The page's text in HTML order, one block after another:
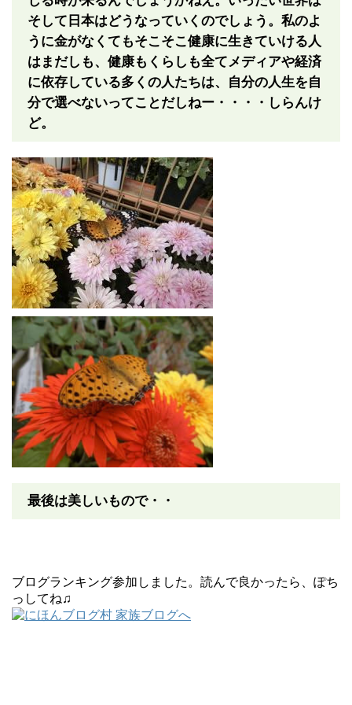
そして日本はどうなっていくのでしょう。私のよ
うに金がなくてもそこそこ健康に生きていける人
はまだしも、健康もくらしも全てメディアや経済
に依存している多くの人たちは、自分の人生を自
分で選べないってことだしねー・・・・しらんけ
ど。
最後は美しいもので・・
ブログランキング参加しました。読んで良かったら、ぽち
っしてね♫